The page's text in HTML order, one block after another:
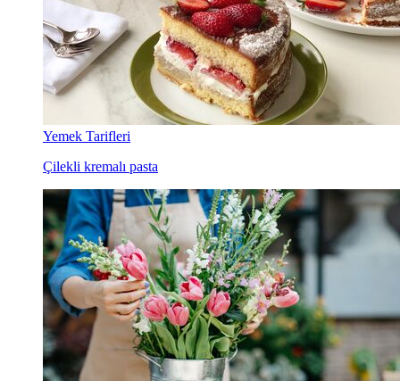
Yemek Tarifleri
Çilekli kremalı pasta